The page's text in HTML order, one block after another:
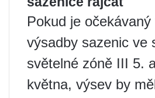
Pokud je
výsadby sazenic ve
světelné zóně III 5.
května, výsev by